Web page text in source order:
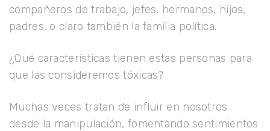
compañeros de trabajo, jefes, hermanos, hijos,
padres, o claro también la familia política.
¿Qué características tienen estas personas para
que las consideremos tóxicas?
Muchas veces tratan de influir en nosotros
desde la manipulación, fomentando sentimientos